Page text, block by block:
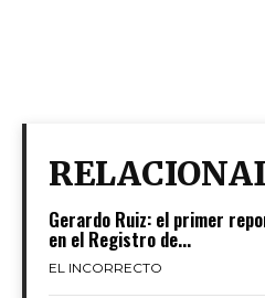
Gerardo Ruiz: el primer
en el Registro de...
EL INCORRECTO